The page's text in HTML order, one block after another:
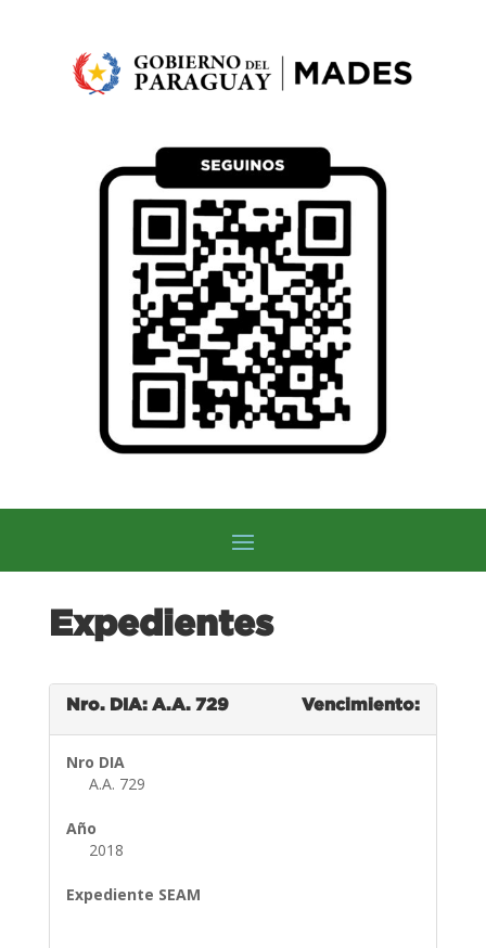
Expedientes
Nro. DIA: A.A. 729 Vencimiento:
Nro DIA
A.A. 729
Año
2018
Expediente SEAM